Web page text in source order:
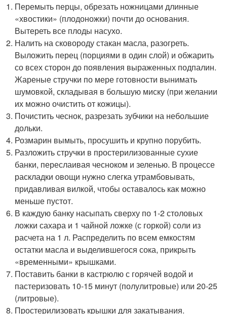
Перемыть перцы, обрезать ножницами длинные
«хвостики» (плодоножки) почти до основания.
Вытереть все плоды насухо.
Налить на сковороду стакан масла, разогреть.
Выложить перец (порциями в один слой) и обжарить
со всех сторон до появления выраженных подпалин.
Жареные стручки по мере готовности вынимать
шумовкой, складывая в большую миску (при желании
их можно очистить от кожицы).
Почистить чеснок, разрезать зубчики на небольшие
дольки.
Розмарин вымыть, просушить и крупно порубить.
Разложить стручки в простерилизованные сухие
банки, переслаивая чесноком и зеленью. В процессе
раскладки овощи нужно слегка утрамбовывать,
придавливая вилкой, чтобы оставалось как можно
меньше пустот.
В каждую банку насыпать сверху по 1-2 столовых
ложки сахара и 1 чайной ложке (с горкой) соли из
расчета на 1 л. Распределить по всем емкостям
остатки масла и выделившегося сока, прикрыть
«временными» крышками.
Поставить банки в кастрюлю с горячей водой и
пастеризовать 10-15 минут (полулитровые) или 20-25
(литровые).
Простерилизовать крышки для закатывания.